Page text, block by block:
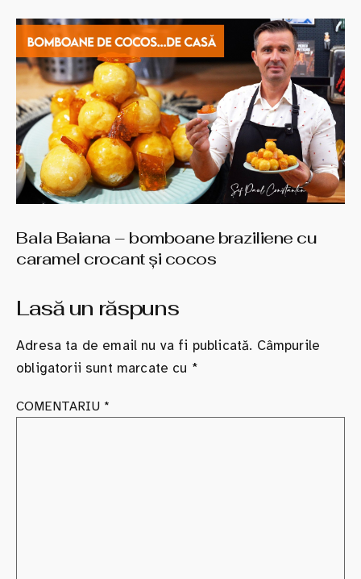
Bala Baiana – bomboane braziliene cu
caramel crocant şi cocos
Lasă un răspuns
Adresa ta de email nu va fi publicată. Câmpurile
obligatorii sunt marcate cu *
COMENTARIU *